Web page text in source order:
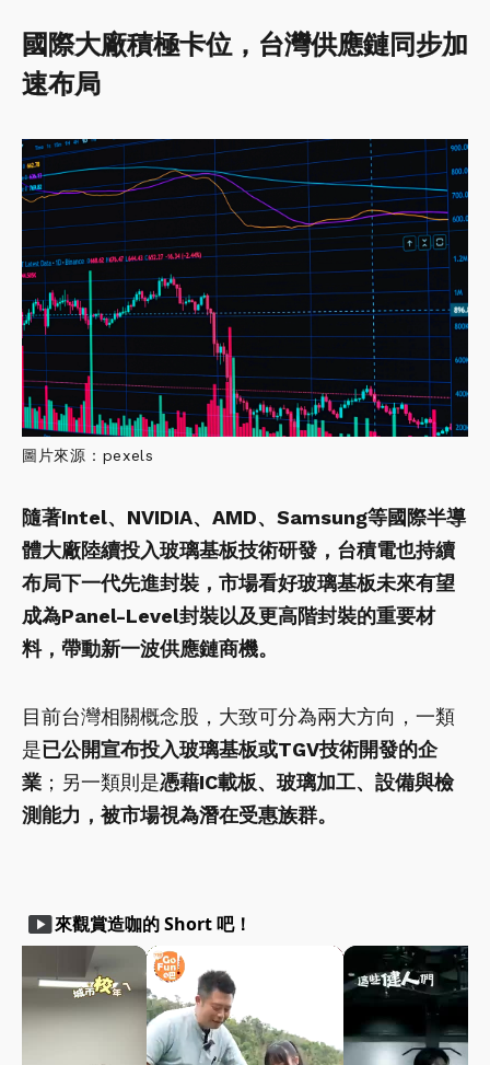
國際大廠積極卡位，台灣供應鏈同步加
速布局
圖片來源：pexels
隨著Intel、NVIDIA、AMD、Samsung等國際半導
體大廠陸續投入玻璃基板技術研發，台積電也持續
布局下一代先進封裝，市場看好玻璃基板未來有望
成為Panel-Level封裝以及更高階封裝的重要材
料，帶動新一波供應鏈商機。
目前台灣相關概念股，大致可分為兩大方向，一類
是已公開宣布投入玻璃基板或TGV技術開發的企
業 ；另一類則是憑藉IC載板、玻璃加工、設備與檢
測能力，被市場視為潛在受惠族群。
smart_display來觀賞造咖的 Short 吧！